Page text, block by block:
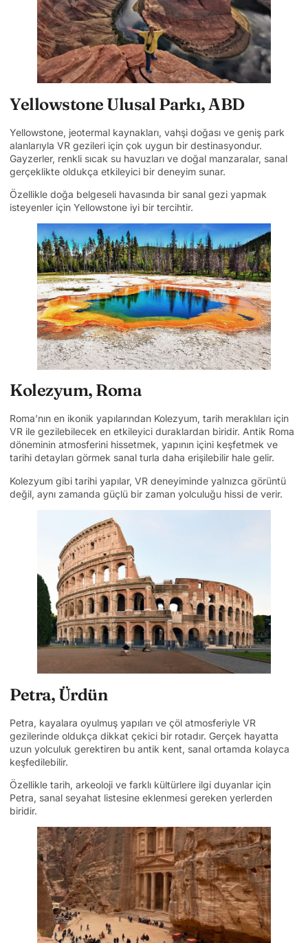
Yellowstone Ulusal Parkı, ABD
Yellowstone, jeotermal kaynakları, vahşi doğası ve geniş park
alanlarıyla VR gezileri için çok uygun bir destinasyondur.
Gayzerler, renkli sıcak su havuzları ve doğal manzaralar, sanal
gerçeklikte oldukça etkileyici bir deneyim sunar.
Özellikle doğa belgeseli havasında bir sanal gezi yapmak
isteyenler için Yellowstone iyi bir tercihtir.
Kolezyum, Roma
Roma’nın en ikonik yapılarından Kolezyum, tarih meraklıları için
VR ile gezilebilecek en etkileyici duraklardan biridir. Antik Roma
döneminin atmosferini hissetmek, yapının içini keşfetmek ve
tarihi detayları görmek sanal turla daha erişilebilir hale gelir.
Kolezyum gibi tarihi yapılar, VR deneyiminde yalnızca görüntü
değil, aynı zamanda güçlü bir zaman yolculuğu hissi de verir.
Petra, Ürdün
Petra, kayalara oyulmuş yapıları ve çöl atmosferiyle VR
gezilerinde oldukça dikkat çekici bir rotadır. Gerçek hayatta
uzun yolculuk gerektiren bu antik kent, sanal ortamda kolayca
keşfedilebilir.
Özellikle tarih, arkeoloji ve farklı kültürlere ilgi duyanlar için
Petra, sanal seyahat listesine eklenmesi gereken yerlerden
biridir.